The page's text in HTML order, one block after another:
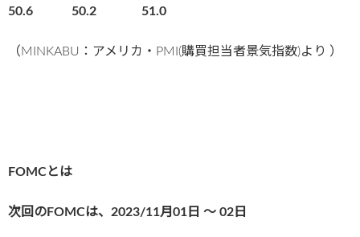
50.6 50.2 51.0
（MINKABU：アメリカ・PMI(購買担当者景気指数)より ）
FOMCとは
次回のFOMCは、2023/11月01日 〜 02 日